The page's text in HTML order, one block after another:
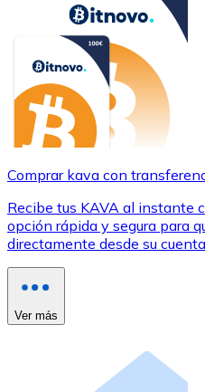
Comprar kava con
Recibe tus KAVA al instante
opción rápida y segura para
directamente desde su
Ver más